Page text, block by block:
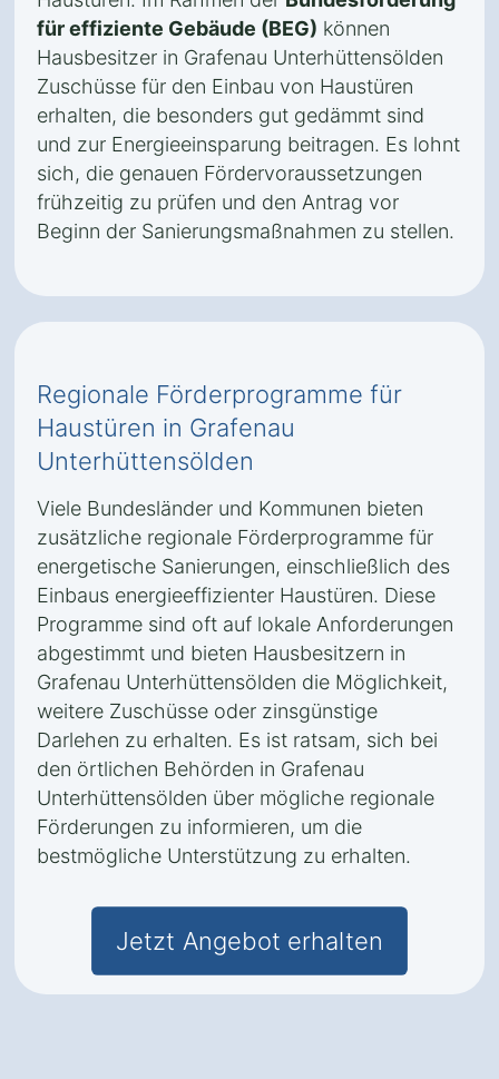
für effiziente Gebäude (BEG) können
Hausbesitzer in Grafenau Unterhüttensölden
Zuschüsse für den Einbau von Haustüren
erhalten, die besonders gut gedämmt sind
und zur Energieeinsparung beitragen. Es lohnt
sich, die genauen Fördervoraussetzungen
frühzeitig zu prüfen und den Antrag vor
Beginn der Sanierungsmaßnahmen zu stellen.
Regionale Förderprogramme für
Haustüren in Grafenau
Unterhüttensölden
Viele Bundesländer und Kommunen bieten
zusätzliche regionale Förderprogramme für
energetische Sanierungen, einschließlich des
Einbaus energieeffizienter Haustüren. Diese
Programme sind oft auf lokale Anforderungen
abgestimmt und bieten Hausbesitzern in
Grafenau Unterhüttensölden die Möglichkeit,
weitere Zuschüsse oder zinsgünstige
Darlehen zu erhalten. Es ist ratsam, sich bei
den örtlichen Behörden in Grafenau
Unterhüttensölden über mögliche regionale
Förderungen zu informieren, um die
bestmögliche Unterstützung zu erhalten.
Jetzt Angebot erhalten